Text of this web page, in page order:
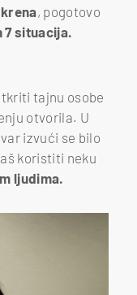
, pogotovo
7 situacija.
tajnu osobe
otvorila. U
izvući se bilo
koristiti neku
ljudima.